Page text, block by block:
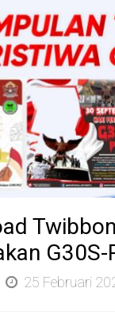
G30S-
25 Februari